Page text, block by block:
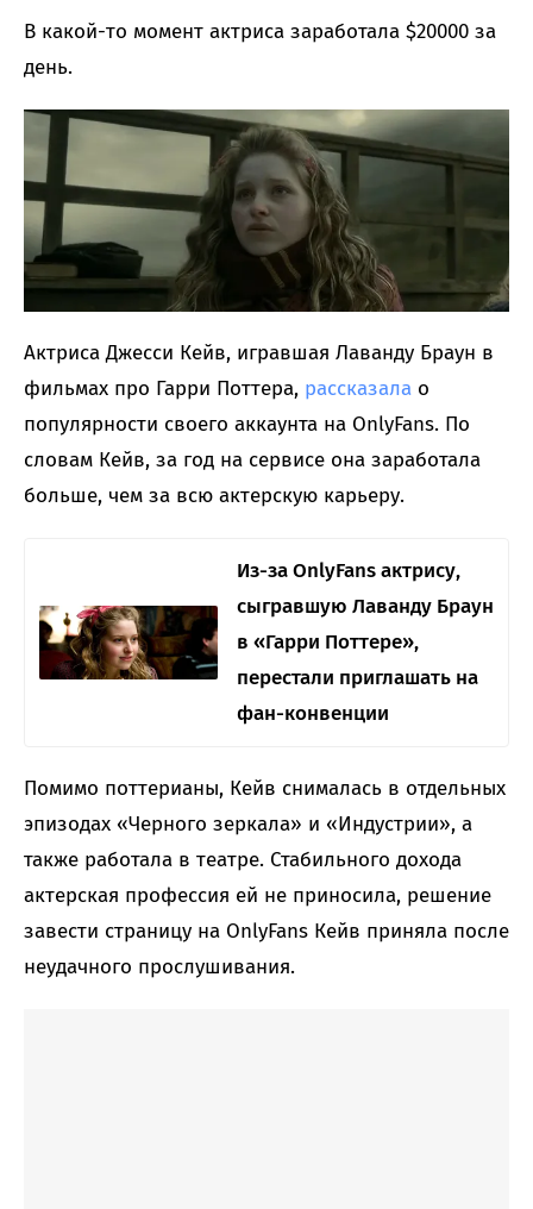
В какой-то момент актриса заработала $20000 за
день.
Актриса Джесси Кейв, игравшая Лаванду Браун в
фильмах про Гарри Поттера, рассказала о
популярности своего аккаунта на OnlyFans. По
словам Кейв, за год на сервисе она заработала
больше, чем за всю актерскую карьеру.
Из-за OnlyFans актрису,
сыгравшую Лаванду Браун
в «Гарри Поттере»,
перестали приглашать на
фан-конвенции
Помимо поттерианы, Кейв снималась в отдельных
эпизодах «Черного зеркала» и «Индустрии», а
также работала в театре. Стабильного дохода
актерская профессия ей не приносила, решение
завести страницу на OnlyFans Кейв приняла после
неудачного прослушивания.